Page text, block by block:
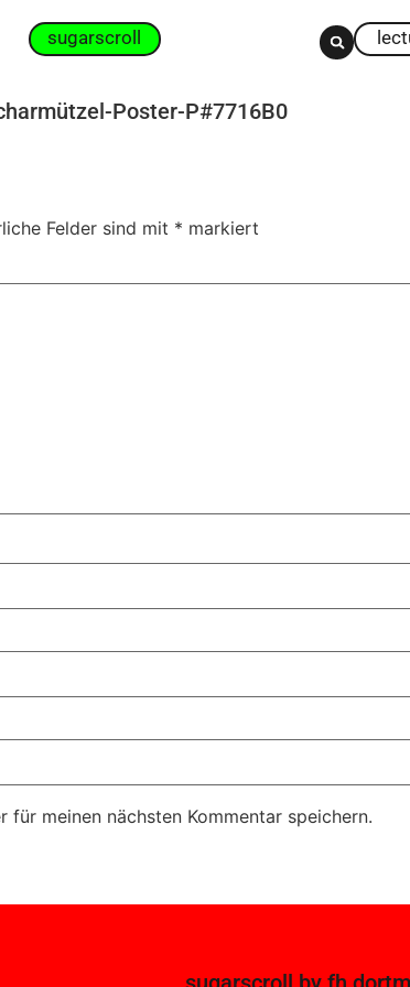
sugarscroll
Poster-P#7716B0
Felder sind mit * markiert
für meinen nächsten Kommentar speichern.